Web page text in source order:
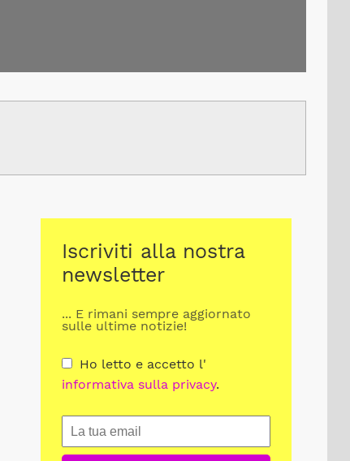
Iscriviti alla nostra
newsletter
... E rimani sempre aggiornato
sulle ultime notizie!
Ho letto e accetto l'
informativa sulla privacy.